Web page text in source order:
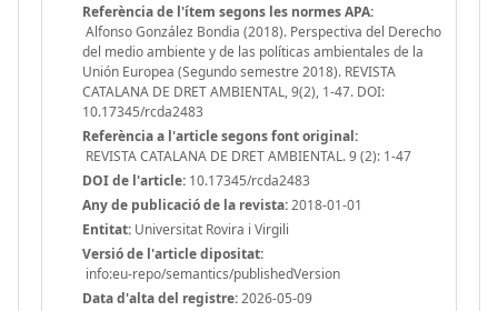
Referència de l'ítem segons les normes APA:
Alfonso González Bondia (2018). Perspectiva del Derecho
del medio ambiente y de las políticas ambientales de la
Unión Europea (Segundo semestre 2018). REVISTA
CATALANA DE DRET AMBIENTAL, 9(2), 1-47. DOI:
10.17345/rcda2483
Referència a l'article segons font original:
REVISTA CATALANA DE DRET AMBIENTAL. 9 (2): 1-47
DOI de l'article: 10.17345/rcda2483
Any de publicació de la revista:2018-01-01
Entitat: Universitat Rovira i Virgili
Versió de l'article dipositat:
info:eu-repo/semantics/publishedVersion
Data d'alta del registre:2026-05-09